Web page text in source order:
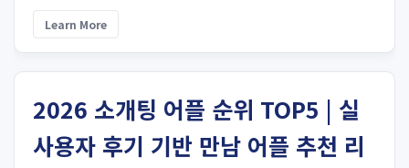
Learn More
2026 소개팅 어플 순위 TOP5 | 실
사용자 후기 기반 만남 어플 추천 리